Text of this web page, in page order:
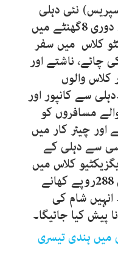
نئی دہلی
سے وارانسی 755کلومیٹر کی دوری 8گھنٹے میں
کلاس میں سفر
چائے، ناشتے اور
چیئر کلاس والوں
سے کانپور اور
مسافروں کو
کلاس میں 155روپے اور چیئر کار میں
سے دہلی کے
کلاس میں
349روپے اور چیئر کلاس میں 288روپے کھانے
شام کی
پیش کیا جائیگا۔
میں ہندی تیسری